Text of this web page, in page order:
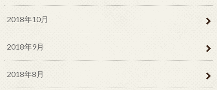
2018年10月
2018年9月
2018年8月